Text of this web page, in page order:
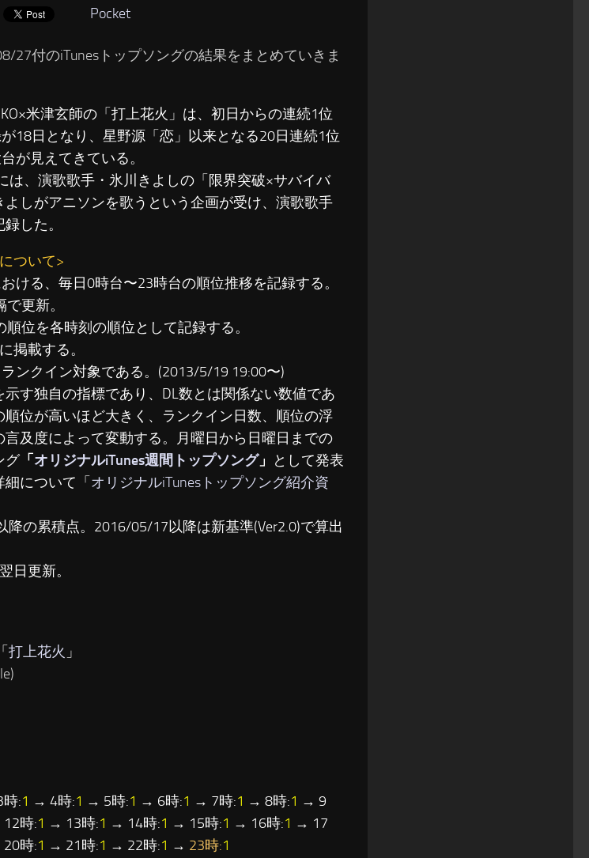
Pocket
27付のiTunesトップソングの結果をまとめていきま
米津玄師の「打上花火」は、初日からの連続1位
18日となり、星野源「恋」以来となる20日連続1位
が見えてきている。
は、演歌歌手・氷川きよしの「限界突破×サバイバ
しがアニソンを歌うという企画が受け、演歌歌手
した。
ついて>
ける、毎日0時台〜23時台の順位推移を記録する。
更新。
位を各時刻の順位として記録する。
掲載する。
ランクイン対象である。(2013/5/19 19:00〜)
示す独自の指標であり、DL数とは関係ない数値であ
位が高いほど大きく、ランクイン日数、順位の浮
及度によって変動する。月曜日から日曜日までの
グ「 オリジナルiTunes週間トップソング」 として発表
について「 オリジナルiTunesトップソング紹介資
降の累積点。2016/05/17以降は新基準(Ver2.0)で算出
日更新。
打上花火 」
:1 → 4時:1 → 5時:1 → 6時:1 → 7時:1 → 8時:1 → 9
時:1 → 13時:1 → 14時:1 → 15時:1 → 16時:1 → 17
時:1 → 21時:1 → 22時:1 → 23時:1